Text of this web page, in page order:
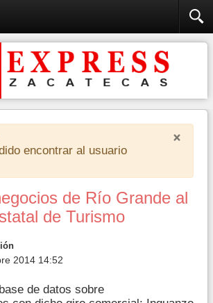
×
encontrar al usuario
de Río Grande al
de Turismo
2014 14:52
de datos sobre